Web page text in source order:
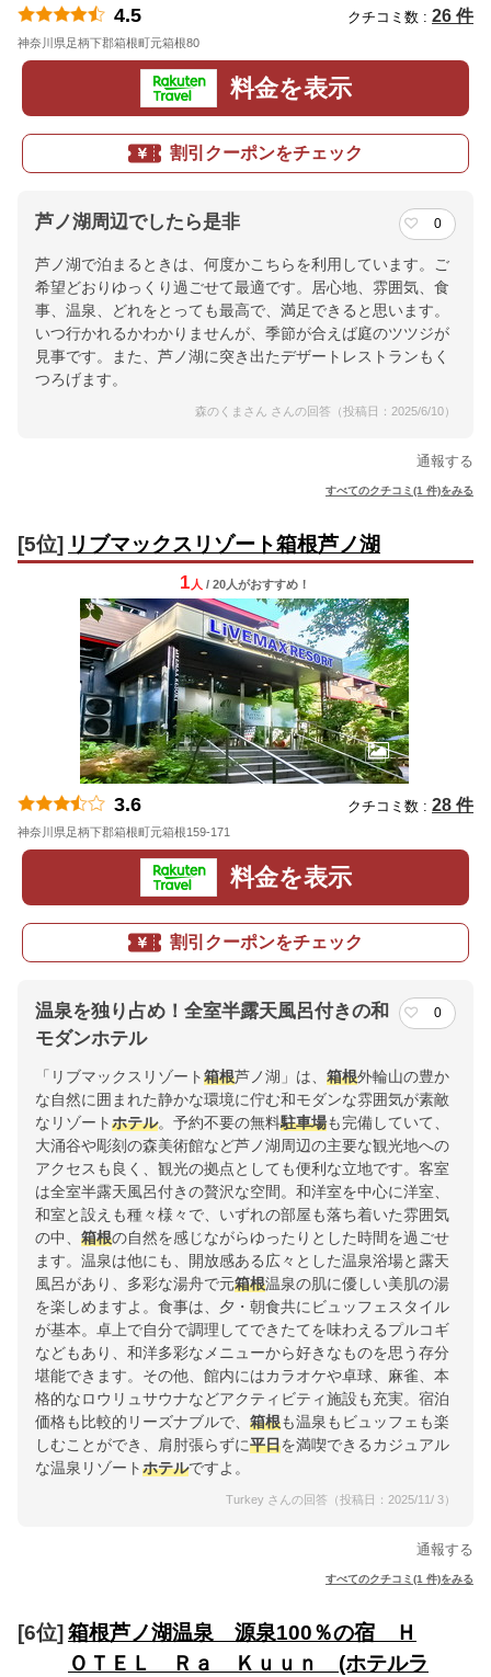
4.5 クチコミ数 : 26 件
神奈川県足柄下郡箱根町元箱根80
料金を表示
割引クーポンをチェック
芦ノ湖周辺でしたら是非 0
芦ノ湖で泊まるときは、何度かこちらを利用しています。ご
希望どおりゆっくり過ごせて最適です。居心地、雰囲気、食
事、温泉、どれをとっても最高で、満足できると思います。
いつ行かれるかわかりませんが、季節が合えば庭のツツジが
見事です。また、芦ノ湖に突き出たデザートレストランもく
つろげます。
森のくまさん さんの回答（投稿日：2025/6/10）
通報する
すべてのクチコミ(1 件)をみる
[5位] リブマックスリゾート箱根芦ノ湖
1 人 / 20人がおすすめ！
3.6 クチコミ数 : 28 件
神奈川県足柄下郡箱根町元箱根159-171
料金を表示
割引クーポンをチェック
温泉を独り占め！全室半露天風呂付きの和
モダンホテル
0
「リブマックスリゾート箱根芦ノ湖」は、 箱根外輪山の豊か
な自然に囲まれた静かな環境に佇む和モダンな雰囲気が素敵
なリゾートホテル。予約不要の無料駐車場も完備していて、
大涌谷や彫刻の森美術館など芦ノ湖周辺の主要な観光地への
アクセスも良く、観光の拠点としても便利な立地です。客室
は全室半露天風呂付きの贅沢な空間。和洋室を中心に洋室、
和室と設えも種々様々で、いずれの部屋も落ち着いた雰囲気
の中、 箱根の自然を感じながらゆったりとした時間を過ごせ
ます。温泉は他にも、開放感ある広々とした温泉浴場と露天
風呂があり、多彩な湯舟で元箱根温泉の肌に優しい美肌の湯
を楽しめますよ。食事は、夕・朝食共にビュッフェスタイル
が基本。卓上で自分で調理してできたてを味わえるプルコギ
などもあり、和洋多彩なメニューから好きなものを思う存分
堪能できます。その他、館内にはカラオケや卓球、麻雀、本
格的なロウリュサウナなどアクティビティ施設も充実。宿泊
価格も比較的リーズナブルで、 箱根も温泉もビュッフェも楽
しむことができ、肩肘張らずに平日を満喫できるカジュアル
な温泉リゾートホテルですよ。
Turkey さんの回答（投稿日：2025/11/ 3）
通報する
すべてのクチコミ(1 件)をみる
[6位] 箱根芦ノ湖温泉 源泉100％の宿 Ｈ
ＯＴＥＬ Ｒａ Ｋｕｕｎ (ホテルラ